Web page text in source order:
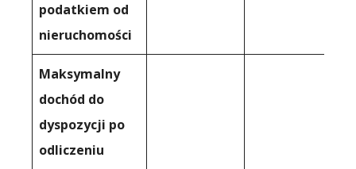
podatkiem od
nieruchomości
Maksymalny
dochód do
dyspozycji po
odliczeniu